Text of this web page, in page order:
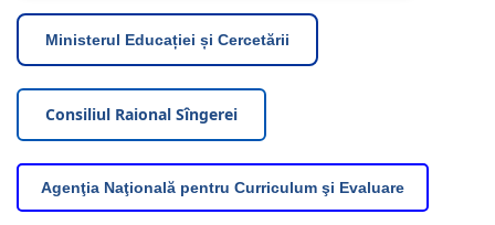
Ministerul Educației și Cercetării
Consiliul Raional Sîngerei
Agenţia Naţională pentru Curriculum şi Evaluare